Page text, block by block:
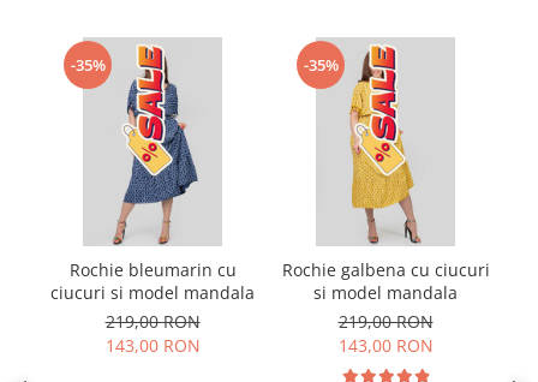
-35%
Rochie bleumarin cu
ciucuri si model mandala
219,00 RON
143,00 RON
-35%
Rochie galbena cu ciucuri
si model mandala
219,00 RON
143,00 RON